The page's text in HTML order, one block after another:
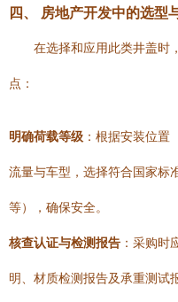
四、 房地产开发中的选型
在选择和应用此类井盖时
点：
明确荷载等级 ：根据安装位置
流量与车型，选择符合国家标
等），确保安全。
核查认证与检测报告 ：采购时
明、材质检测报告及承重测试